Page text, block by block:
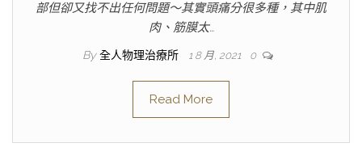
部但卻又找不出任何問題～其實頭痛分很多種，其中肌
肉、筋膜太…
By 全人物理治療所 1 8 月, 2021 0
Read More